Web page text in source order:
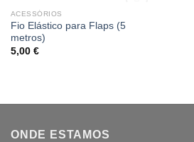
OUT OF STOCK
ACESSÓRIOS
Fio Elástico para Flaps (5
metros)
5,00 €
ONDE ESTAMOS